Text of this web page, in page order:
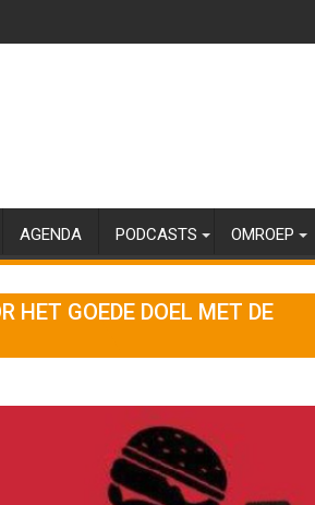
AGENDA PODCASTS OMROEP
HET GOEDE DOEL MET DE